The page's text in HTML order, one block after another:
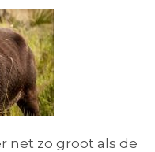
net zo groot als de